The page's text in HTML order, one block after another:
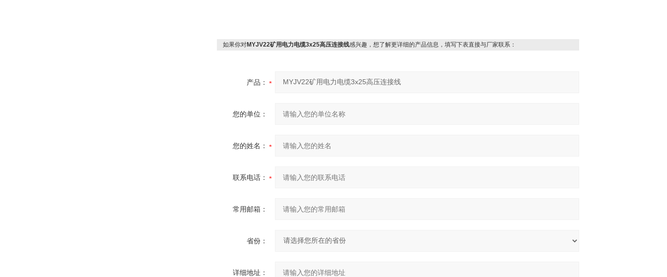
如果你对MYJV22矿用电力电缆3x25高压连接线感兴趣，想了解更详细的产品信息，填写下表直接与厂家联系：
产品：
您的单位：
您的姓名：
联系电话：
常用邮箱：
省份：
详细地址：